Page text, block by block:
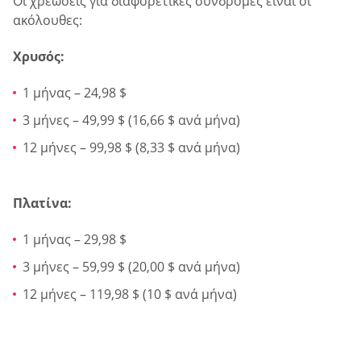
ακόλουθες:
Χρυσός:
1 μήνας – 24,98 $
3 μήνες – 49,99 $ (16,66 $ ανά μήνα)
12 μήνες – 99,98 $ (8,33 $ ανά μήνα)
Πλατίνα:
1 μήνας – 29,98 $
3 μήνες – 59,99 $ (20,00 $ ανά μήνα)
12 μήνες – 119,98 $ (10 $ ανά μήνα)